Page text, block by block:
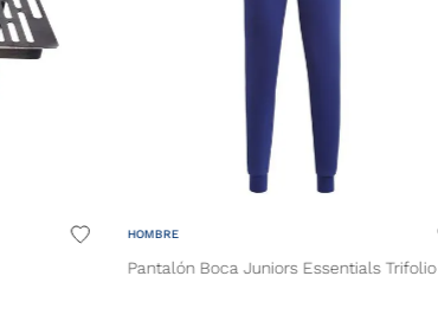
HOMBRE
Pantalón Boca Juniors Essentials Trifolio